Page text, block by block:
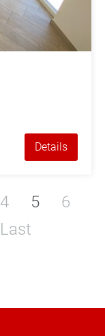
Details
4 5
6
Last